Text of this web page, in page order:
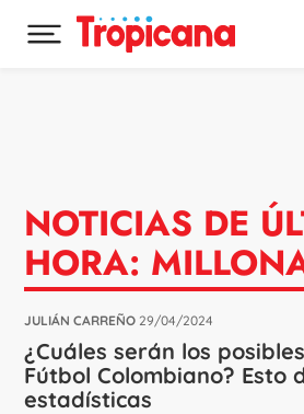
Desplegar menú principal
NOTICIAS DE
HORA:
JULIÁN CARREÑO 29/04/2024
¿Cuáles serán los
Fútbol Colombiano? Esto
estadísticas